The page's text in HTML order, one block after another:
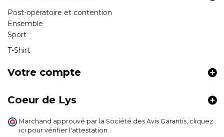
Post-opératoire et contention
Ensemble
Sport
T-Shirt
Votre compte
Coeur de Lys
Marchand approuvé par la Société des Avis Garantis, cliquez
ici pour vérifier l'attestation